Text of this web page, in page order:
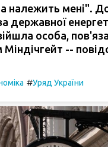
належить мені".
державної
особа,
Міндічгейт --
#Уряд України